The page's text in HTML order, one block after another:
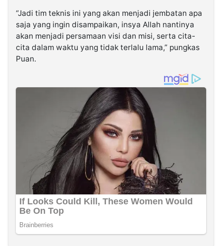
“Jadi tim teknis ini yang akan menjadi jembatan apa
saja yang ingin disampaikan, insya Allah nantinya
akan menjadi persamaan visi dan misi, serta cita-
cita dalam waktu yang tidak terlalu lama,” pungkas
Puan.